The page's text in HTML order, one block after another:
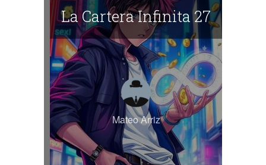
La Cartera Infinita 27
Mateo Arriz